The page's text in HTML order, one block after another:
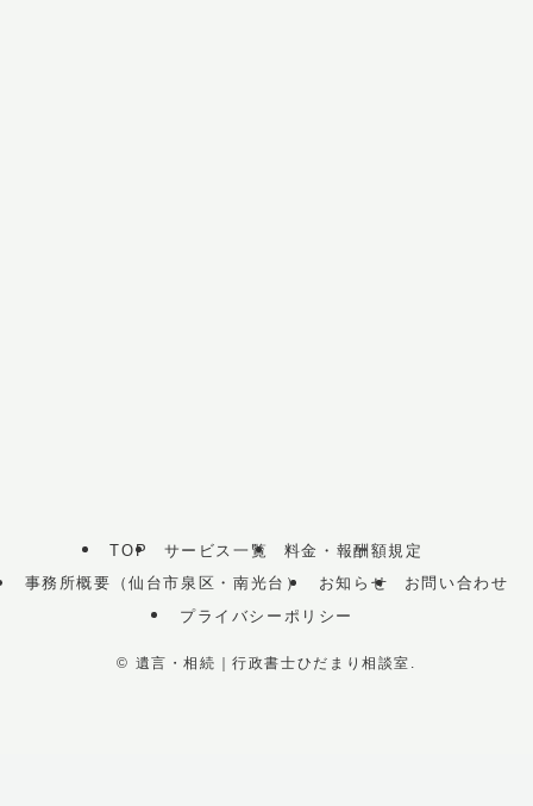
TOP サービス一覧
料金・報酬額規定
事務所概要（仙台市泉区・南光台）
お知らせ
お問い合わせ
プライバシーポリシー
© 遺言・相続｜行政書士ひだまり相談室.